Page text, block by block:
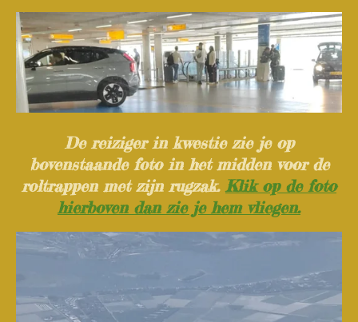
De reiziger in kwestie zie je op
bovenstaande foto in het midden voor de
roltrappen met zijn rugzak. Klik op de foto
hierboven dan zie je hem vliegen.